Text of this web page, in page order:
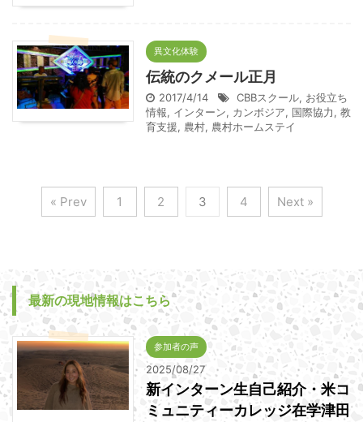
異文化体験
伝統のクメール正月
2017/4/14 CBBスクール, お役立ち
情報, インターン, カンボジア, 国際協力, 教
育支援, 農村, 農村ホームステイ
« Prev 1 2 3 4 Next »
最新の現地情報はこちら
参加者の声
2025/08/27
新インターン生自己紹介・米コ
ミュニティーカレッジ在学津田